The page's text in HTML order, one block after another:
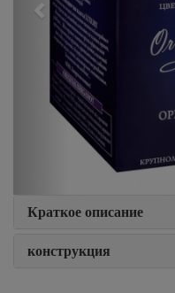
Краткое описание
конструкция